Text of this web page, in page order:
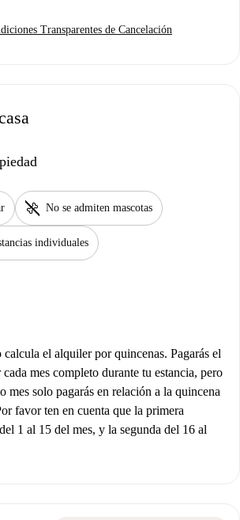
Transparentes de Cancelación
pet_supplies No se admiten mascotas
individuales
el alquiler por quincenas. Pagarás el
mes completo durante tu estancia, pero
mes solo pagarás en relación a la quincena
favor ten en cuenta que la primera
1 al 15 del mes, y la segunda del 16 al